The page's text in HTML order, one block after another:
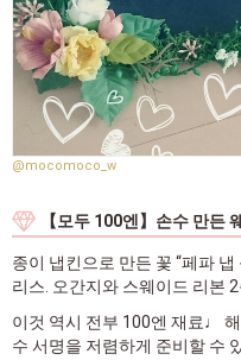
@mocomoco_w
【모두 100엔】손수 만든
종이 냅킨으로 만든 꽃 “페파
리스. 오간지와 스웨이드 리본
이것 역시 전부 100엔 재료♩
수 서명을 저렴하게 준비할 수